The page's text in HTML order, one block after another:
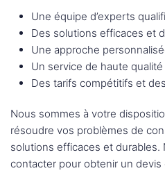
Une équipe d’experts
Des solutions efficaces et
Une approche
Un service de haute
Des tarifs compétitifs et
Nous sommes à votre
résoudre vos problèmes de
solutions efficaces et durables.
contacter pour obtenir un